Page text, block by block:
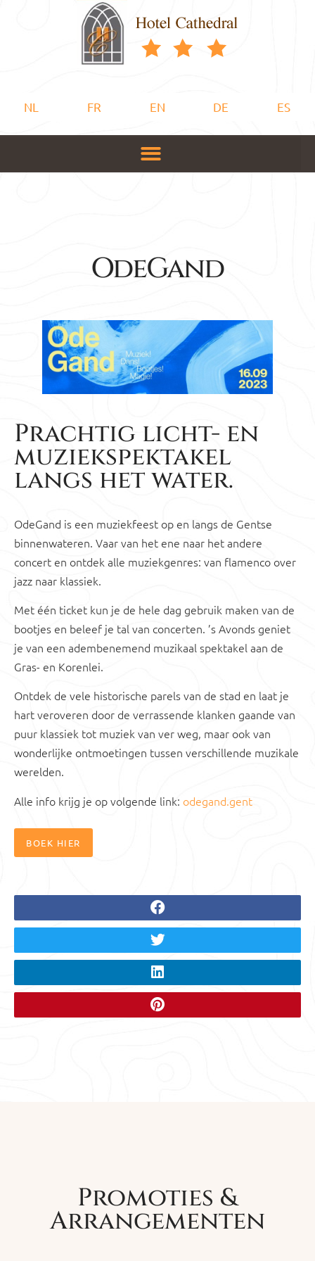
NL FR EN DE ES
OdeGand
Prachtig licht- en
muziekspektakel
langs het water.
OdeGand is een muziekfeest op en langs de Gentse
binnenwateren. Vaar van het ene naar het andere
concert en ontdek alle muziekgenres: van flamenco over
jazz naar klassiek.
Met één ticket kun je de hele dag gebruik maken van de
bootjes en beleef je tal van concerten. ’s Avonds geniet
je van een adembenemend muzikaal spektakel aan de
Gras- en Korenlei.
Ontdek de vele historische parels van de stad en laat je
hart veroveren door de verrassende klanken gaande van
puur klassiek tot muziek van ver weg, maar ook van
wonderlijke ontmoetingen tussen verschillende muzikale
werelden.
Alle info krijg je op volgende link: odegand.gent
BOEK HIER
Promoties &
Arrangementen